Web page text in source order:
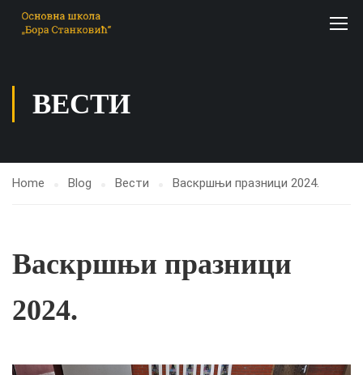
ВЕСТИ
Home Blog Вести Васкршњи празници 2024.
Васкршњи празници
2024.